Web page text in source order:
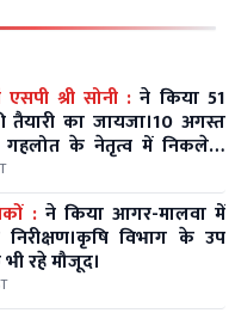
श्री सोनी : ने किया 51
तैयारी का जायजा।10 अगस्त
गहलोत के नेतृत्व में निकलेगी
IISR इन्दौर के वैज्ञानिकों : ने किया आगर-मालवा में
विभाग के उप
रहे मौजूद।